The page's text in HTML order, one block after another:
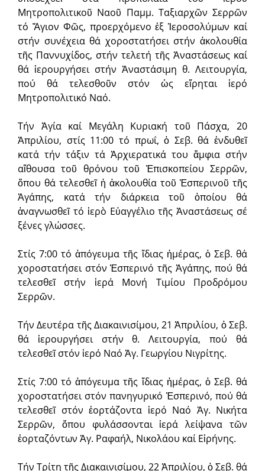
Μητροπολιτικοῦ Ναοῦ Παμμ. Ταξιαρχῶν Σερρῶν
τό Ἅγιον Φῶς, προερχόμενο ἐξ Ἱεροσολύμων καί
στήν συνέχεια θά χοροστατήσει στήν ἀκολουθία
τῆς Παννυχίδος, στήν τελετή τῆς Ἀναστάσεως καί
θά ἱερουργήσει στήν Ἀναστάσιμη θ. Λειτουργία,
πού θά τελεσθοῦν στόν ὡς εἴρηται ἱερό
Μητροπολιτικό Ναό.
Τήν Ἁγία καί Μεγάλη Κυριακή τοῦ Πάσχα, 20
Ἀπριλίου, στίς 11:00 τό πρωΐ, ὁ Σεβ. θά ἐνδυθεῖ
κατά τήν τάξιν τά Ἀρχιερατικά του ἄμφια στήν
αἴθουσα τοῦ θρόνου τοῦ Ἐπισκοπείου Σερρῶν,
ὅπου θά τελεσθεῖ ἡ ἀκολουθία τοῦ Ἑσπερινοῦ τῆς
Ἀγάπης, κατά τήν διάρκεια τοῦ ὁποίου θά
ἀναγνωσθεῖ τό ἱ­ε­ρὸ Εὐαγγέλιο τῆς Ἀναστάσεως σέ
ξένες γλώσσες.
Στίς 7:00 τό ἀπόγευμα τῆς ἴδιας ἡμέρας, ὁ Σεβ. θά
χοροστατήσει στόν Ἑσπερινό τῆς Ἀγάπης, πού θά
τελεσθεῖ στήν ἱερά Μονή Τιμίου Προδρόμου
Σερρῶν.
Τήν Δευτέρα τῆς Διακαινισίμου, 21 Ἀπριλίου, ὁ Σεβ.
θά ἱερουργήσει στήν θ. Λειτουργία, πού θά
τελεσθεῖ στόν ἱερό Ναό Ἁγ. Γεωργί­ου Νιγρίτης.
Στίς 7:00 τό ἀπόγευμα τῆς ἴδιας ἡμέρας, ὁ Σεβ. θά
χοροστατήσει στόν πα­νη­γυ­ρι­κό Ἑσπερινό, πού θά
τελεσθεῖ στόν ἑορτάζοντα ἱερό Ναό Ἁγ. Νικήτα
Σερρῶν, ὅπου φυλάσσονται ἱερά λείψανα τῶν
ἑορταζόντων Ἁγ. Ραφαήλ, Νικολάου καί Εἰρήνης.
Τήν Τρίτη τῆς Διακαινισίμου, 22 Ἀπριλίου, ὁ Σεβ. θά